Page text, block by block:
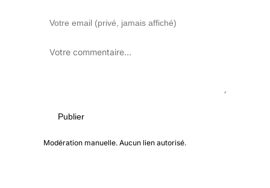
Publier
Modération manuelle. Aucun lien autorisé.